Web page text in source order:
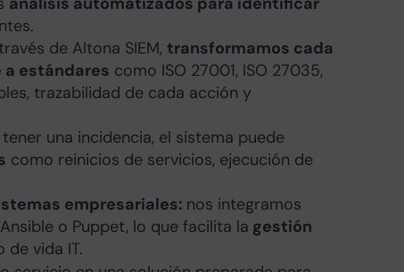
de Altona SIEM,transformamos cada
estándares como ISO 27001, ISO 27035,
trazabilidad de cada acción y
una incidencia, el sistema puede
como reinicios de servicios, ejecución de
empresariales: nos integramos
o Puppet, lo que facilita la gestión
de vida IT.